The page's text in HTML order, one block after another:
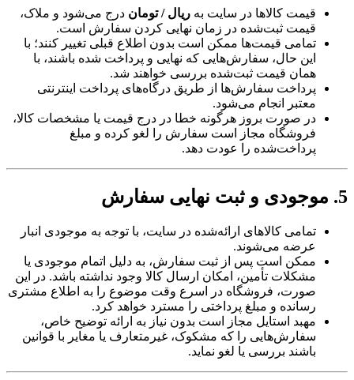
قیمت کالاها در سایت به ریال / تومان درج می‌شود و ملاک،
قیمت ثبت‌شده در زمان نهایی کردن سفارش است.
تمامی قیمت‌ها ممکن است بدون اطلاع قبلی تغییر کنند؛ با
این حال، سفارش‌هایی که نهایی و پرداخت شده باشند، با
همان قیمت ثبت‌شده بررسی خواهند شد.
پرداخت سفارش‌ها از طریق درگاه‌های پرداخت اینترنتی
معتبر انجام می‌شود.
در صورت بروز هرگونه خطا در درج قیمت یا مشخصات کالا،
فروشگاه مجاز است سفارش را لغو کرده و مبلغ
پرداخت‌شده را عودت دهد.
5. موجودی و ثبت نهایی سفارش
تمامی کالاهای ارائه‌شده در سایت، با توجه به موجودی انبار
عرضه می‌شوند.
ممکن است پس از ثبت سفارش، به دلیل اتمام موجودی یا
مشکلات تأمین، امکان ارسال کالا وجود نداشته باشد. در این
صورت، فروشگاه در اسرع وقت موضوع را به اطلاع مشتری
رسانده و مبلغ پرداختی را مسترد خواهد کرد.
مهبد استایل مجاز است بدون نیاز به ارائه توضیح خاص،
سفارش‌هایی را که مشکوک، غیرمتعارف یا مغایر با قوانین
باشند بررسی یا لغو نماید.